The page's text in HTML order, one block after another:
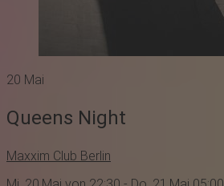
20 Mai
Queens Night
Maxxim Club Berlin